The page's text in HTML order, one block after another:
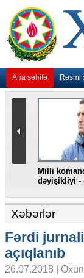
Ana səhifə Rəsmi
heroin ələ
Rusiya
Xəbərlər
Fərdi
açıqlanıb
26.07.2018 |